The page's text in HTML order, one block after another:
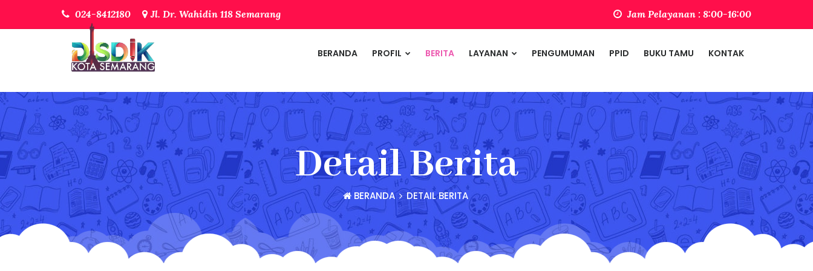
024-8412180 Jl. Dr. Wahidin 118 Semarang Jam Pelayanan : 8:00-16:00
BERANDA PROFIL BERITA LAYANAN PENGUMUMAN PPID BUKU TAMU KONTAK
Detail Berita
BERANDA DETAIL BERITA